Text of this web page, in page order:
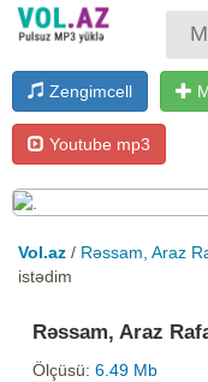
Zengimcell
Youtube mp3
Vol.az / Rəssam, Araz
istədim
Rəssam, Araz
Ölçüsü:6.49 Mb